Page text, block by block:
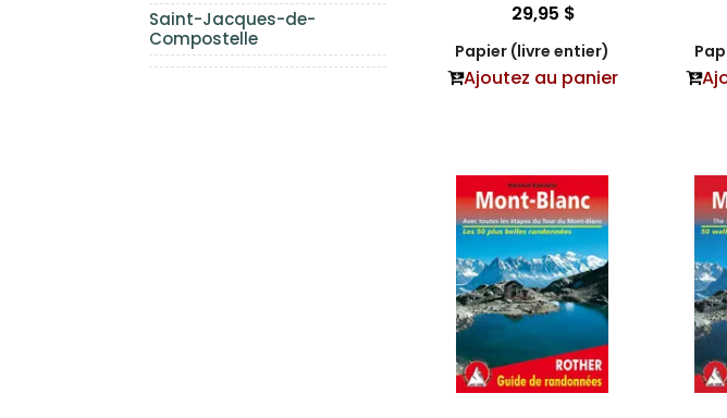
Saint-Jacques-de-
Compostelle
29,95 $
Papier (livre entier)
Ajoutez au panier